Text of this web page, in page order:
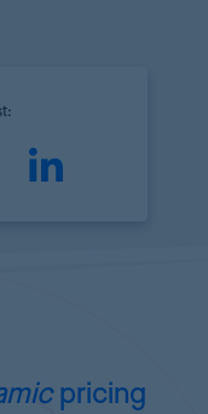
pricing